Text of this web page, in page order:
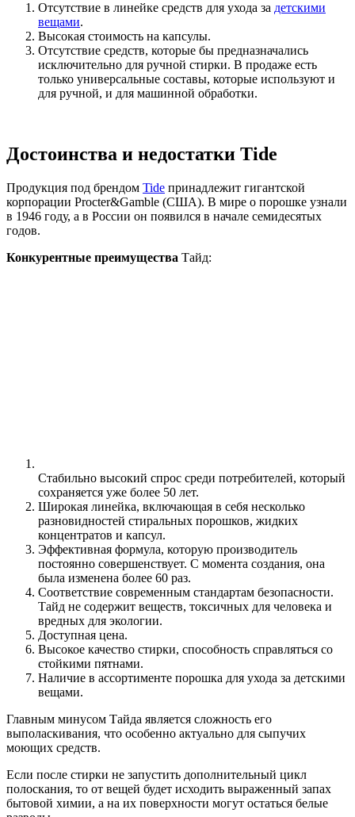
Отсутствие в линейке средств для ухода за детскими
вещами.
Высокая стоимость на капсулы.
Отсутствие средств, которые бы предназначались
исключительно для ручной стирки. В продаже есть
только универсальные составы, которые используют и
для ручной, и для машинной обработки.
Достоинства и недостатки Tide
Продукция под брендом Tide принадлежит гигантской
корпорации Procter&Gamble (США). В мире о порошке узнали
в 1946 году, а в России он появился в начале семидесятых
годов.
Конкурентные преимущества Тайд:
Стабильно высокий спрос среди потребителей, который
сохраняется уже более 50 лет.
Широкая линейка, включающая в себя несколько
разновидностей стиральных порошков, жидких
концентратов и капсул.
Эффективная формула, которую производитель
постоянно совершенствует. С момента создания, она
была изменена более 60 раз.
Соответствие современным стандартам безопасности.
Тайд не содержит веществ, токсичных для человека и
вредных для экологии.
Доступная цена.
Высокое качество стирки, способность справляться со
стойкими пятнами.
Наличие в ассортименте порошка для ухода за детскими
вещами.
Главным минусом Тайда является сложность его
выполаскивания, что особенно актуально для сыпучих
моющих средств.
Если после стирки не запустить дополнительный цикл
полоскания, то от вещей будет исходить выраженный запах
бытовой химии, а на их поверхности могут остаться белые